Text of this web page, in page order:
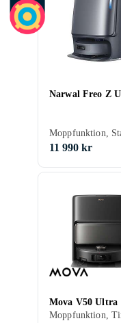
Narwal Freo Z
11 990 kr
Mova V50 Ultra